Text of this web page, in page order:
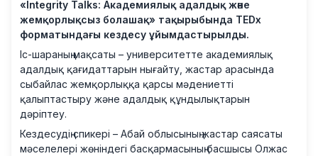
«Integrity Talks: Академиялық адалдық және
жемқорлықсыз болашақ» тақырыбында TEDx
форматындағы кездесу ұйымдастырылды.
Іс-шараның мақсаты – университетте академиялық
адалдық қағидаттарын нығайту, жастар арасында
сыбайлас жемқорлыққа қарсы мәдениетті
қалыптастыру және адалдық құндылықтарын
дәріптеу.
Кездесудің спикері – Абай облысының жастар саясаты
мәселелері жөніндегі басқармасының басшысы Олжас